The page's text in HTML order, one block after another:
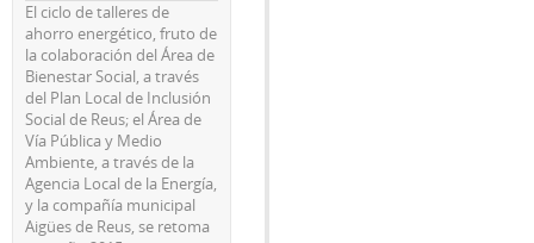
El ciclo de talleres de
ahorro energético, fruto de
la colaboración del Área de
Bienestar Social, a través
del Plan Local de Inclusión
Social de Reus; el Área de
Vía Pública y Medio
Ambiente, a través de la
Agencia Local de la Energía,
y la compañía municipal
Aigües de Reus, se retoma